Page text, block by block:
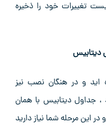
تغییرات خود را ذخیره
اید و در هنگان نصب نیز
، جداول دیتابیس با همان
این مرحله شما نیاز دارید